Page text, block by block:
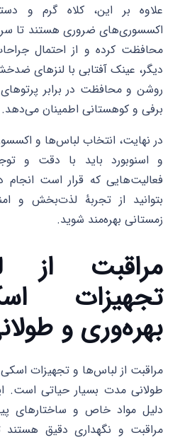
علاوه بر این، کلاه گرم و
اکسسوری‌های ضروری هستند تا سر
محافظت کرده و از احتمال
دیگر، عینک آفتابی با لنزهای
روشن و محافظت در برابر
برفی و کوهستانی اطمینان می‌دهد.
در نهایت، انتخاب لباس‌ها و
و اسنوبورد باید با دقت و
فعالیت‌هایی که قرار است
بتوانید از تجربهٔ لذت‌بخش و
زمستانی بهره‌مند شوید.
مراقبت از
تجهیزات
بهره‌وری و
طولانی مدت بسیار حیاتی است.
دلیل مواد خاص و ساختارهای
مراقبت و نگهداری دقیق هستند